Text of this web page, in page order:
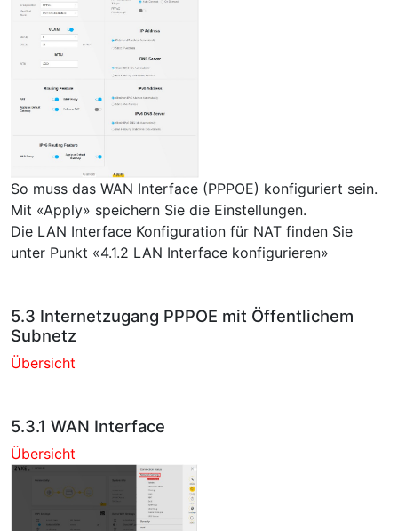
So muss das WAN Interface (PPPOE) konfiguriert sein.
Mit «Apply» speichern Sie die Einstellungen.
Die LAN Interface Konfiguration für NAT finden Sie
unter Punkt «4.1.2 LAN Interface konfigurieren»
5.3 Internetzugang PPPOE mit Öffentlichem
Subnetz
Übersicht
5.3.1 WAN Interface
Übersicht